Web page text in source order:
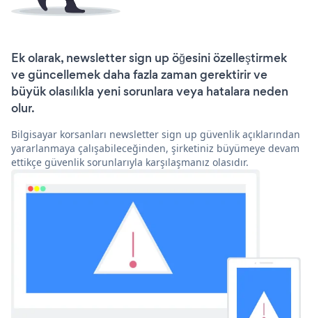
Ek olarak, newsletter sign up öğesini özelleştirmek
ve güncellemek daha fazla zaman gerektirir ve
büyük olasılıkla yeni sorunlara veya hatalara neden
olur.
Bilgisayar korsanları newsletter sign up güvenlik açıklarından
yararlanmaya çalışabileceğinden, şirketiniz büyümeye devam
ettikçe güvenlik sorunlarıyla karşılaşmanız olasıdır.